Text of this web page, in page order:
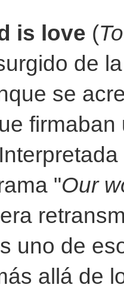
is love (
de
se
"Our
uno de
allá de